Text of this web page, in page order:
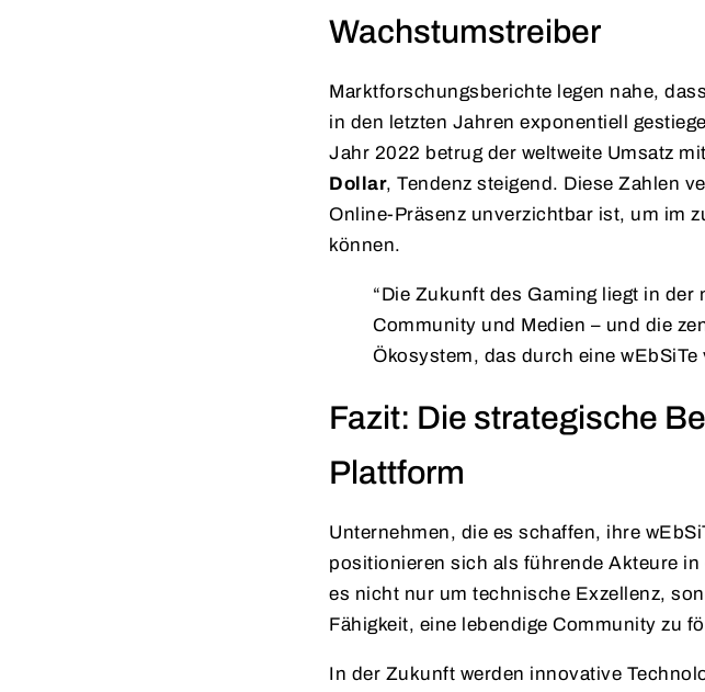
Wachstumstreiber
Marktforschungsberichte legen nahe,
in den letzten Jahren exponentiell
Jahr 2022 betrug der weltweite Umsatz
Dollar, Tendenz steigend. Diese Zahlen
Online-Präsenz unverzichtbar ist, um im
können.
“Die Zukunft des Gaming liegt in
Community und Medien – und die
Ökosystem, das durch eine wEbSiTe
Fazit: Die strategische
Plattform
Unternehmen, die es schaffen, ihre
positionieren sich als führende Akteure
es nicht nur um technische Exzellenz,
Fähigkeit, eine lebendige Community zu
In der Zukunft werden innovative